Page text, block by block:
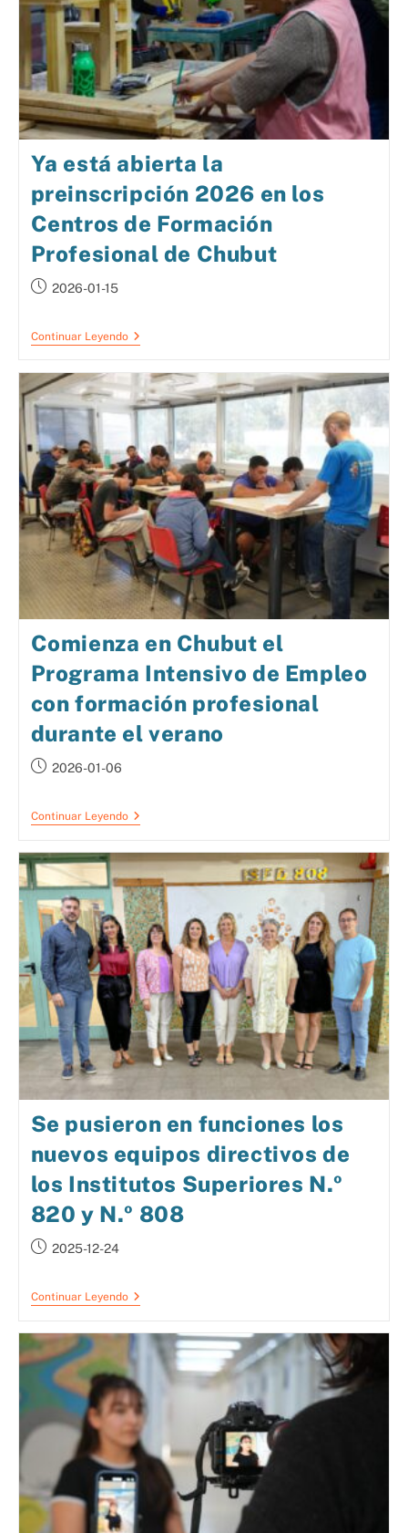
Ya está abierta la
preinscripción 2026 en los
Centros de Formación
Profesional de Chubut
2026-01-15
Continuar Leyendo
Comienza en Chubut el
Programa Intensivo de Empleo
con formación profesional
durante el verano
2026-01-06
Continuar Leyendo
Se pusieron en funciones los
nuevos equipos directivos de
los Institutos Superiores N.º
820 y N.º 808
2025-12-24
Continuar Leyendo